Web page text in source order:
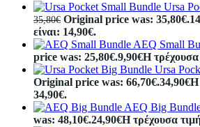
Ursa
35,80€ Original price was: 35,80€.
είναι: 14,90€.
AEQ Small
price was: 25,80€.9,90€Η τρέχουσα
Ursa
Original price was: 66,70€.34,90€Η
34,90€.
AEQ Big
was: 48,10€.24,90€Η τρέχουσα